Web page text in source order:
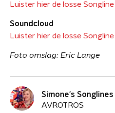
Luister hier de losse
Soundcloud
Luister hier de losse
Foto omslag: Eric Lange
Simone's Songlines
AVROTROS